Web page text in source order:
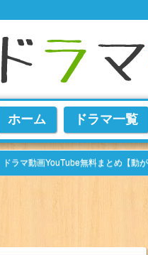
ホーム ドラマ一覧
ドラマ動画YouTube無料まとめ【動